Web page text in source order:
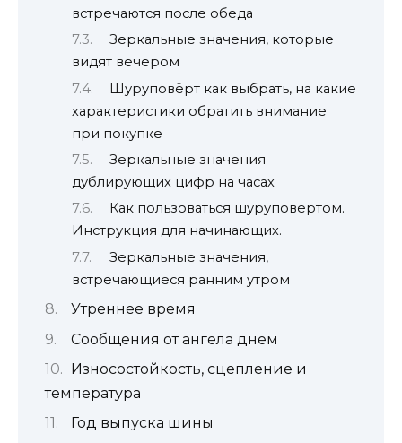
встречаются после обеда
Зеркальные значения, которые
видят вечером
Шуруповёрт как выбрать, на какие
характеристики обратить внимание
при покупке
Зеркальные значения
дублирующих цифр на часах
Как пользоваться шуруповертом.
Инструкция для начинающих.
Зеркальные значения,
встречающиеся ранним утром
Утреннее время
Сообщения от ангела днем
Износостойкость, сцепление и
температура
Год выпуска шины